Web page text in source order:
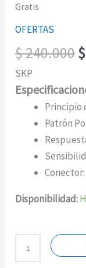
Gratis
OFERTAS
$240.000$
SKP
Principio
Patrón
Disponibilidad: